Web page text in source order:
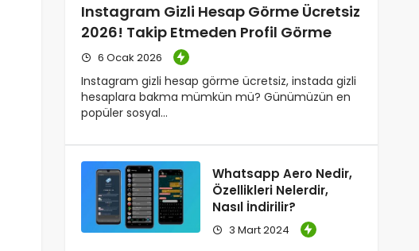
Instagram Gizli Hesap Görme Ücretsiz
2026! Takip Etmeden Profil Görme
6 Ocak 2026
Instagram gizli hesap görme ücretsiz, instada gizli
hesaplara bakma mümkün mü? Günümüzün en
popüler sosyal…
Whatsapp Aero Nedir,
Özellikleri Nelerdir,
Nasıl İndirilir?
3 Mart 2024